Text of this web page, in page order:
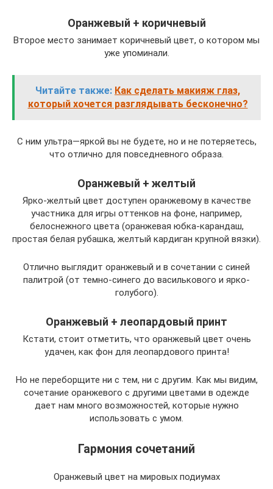
Оранжевый + коричневый
Второе место занимает коричневый цвет, о котором мы
уже упоминали.
Читайте также: Как сделать макияж глаз,
который хочется разглядывать бесконечно?
С ним ультра—яркой вы не будете, но и не потеряетесь,
что отлично для повседневного образа.
Оранжевый + желтый
Ярко-желтый цвет доступен оранжевому в качестве
участника для игры оттенков на фоне, например,
белоснежного цвета (оранжевая юбка-карандаш,
простая белая рубашка, желтый кардиган крупной вязки).
Отлично выглядит оранжевый и в сочетании с синей
палитрой (от темно-синего до василькового и ярко-
голубого).
Оранжевый + леопардовый принт
Кстати, стоит отметить, что оранжевый цвет очень
удачен, как фон для леопардового принта!
Но не переборщите ни с тем, ни с другим. Как мы видим,
сочетание оранжевого с другими цветами в одежде
дает нам много возможностей, которые нужно
использовать с умом.
Гармония сочетаний
Оранжевый цвет на мировых подиумах